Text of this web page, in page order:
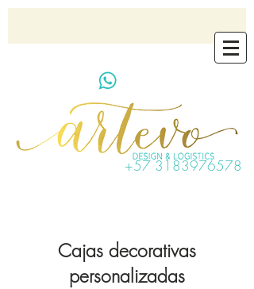
artevo.contact@gmail.com
+57 3183976578
Cajas decorativas
personalizadas